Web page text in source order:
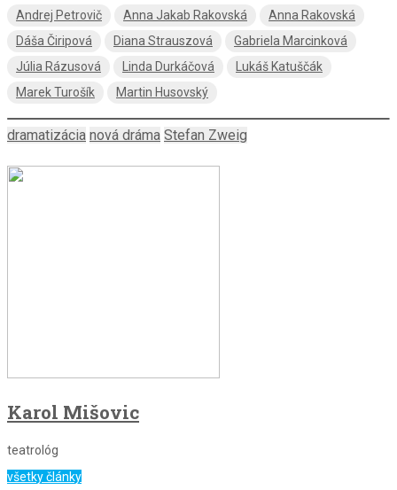
Andrej Petrovič Anna Jakab Rakovská
Anna Rakovská
Dáša Čiripová
Diana Strauszová
Gabriela Marcinková
Júlia Rázusová
Linda Durkáčová
Lukáš Katuščák
Marek Turošík
Martin Husovský
dramatizácia nová dráma Stefan Zweig
Karol Mišovic
teatrológ
všetky články